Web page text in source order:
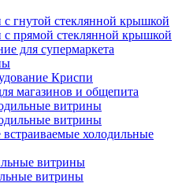
гнутой стеклянной крышкой
прямой стеклянной крышкой
для супермаркета
Криспи
магазинов и общепита
витрины
витрины
холодильные
витрины
витрины